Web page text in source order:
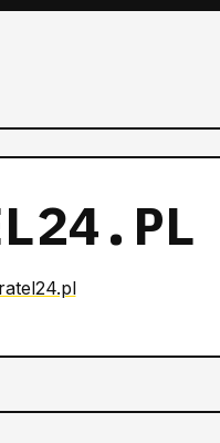
ratel24.pl